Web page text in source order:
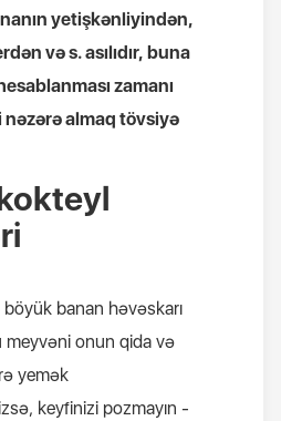
yetişkənliyindən,
və s. asılıdır, buna
zamanı
almaq tövsiyə
banan həvəskarı
meyvəni onun qida və
yemək
keyfinizi pozmayın -